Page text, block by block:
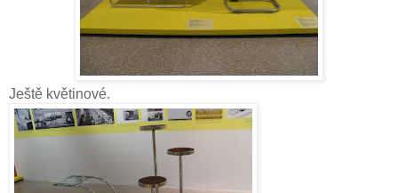
Ještě květinové.